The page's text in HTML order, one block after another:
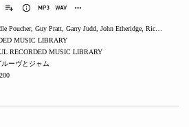
Poucher, Guy Pratt Garry Judd John Etheridge Richard Corker
MUSIC LIBRARY
RECORDED MUSIC LIBRARY
ーヴとジャム